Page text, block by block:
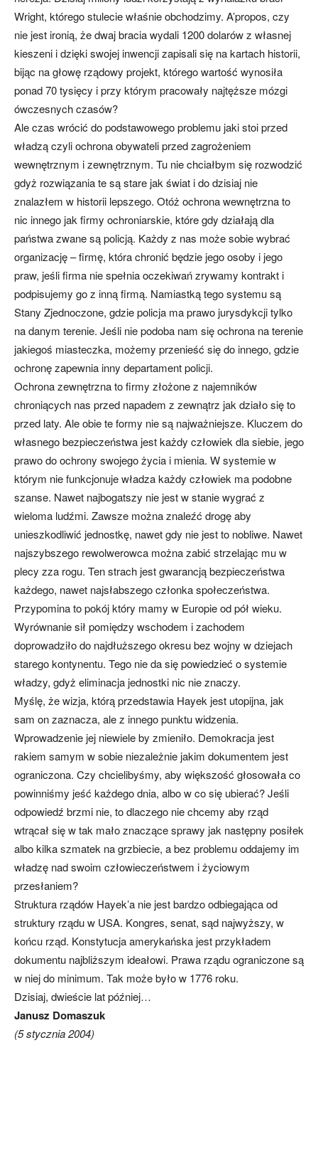
Wright, którego stulecie właśnie obchodzimy. A’propos, czy
nie jest ironią, że dwaj bracia wydali 1200 dolarów z własnej
kieszeni i dzięki swojej inwencji zapisali się na kartach historii,
bijąc na głowę rządowy projekt, którego wartość wynosiła
ponad 70 tysięcy i przy którym pracowały najtęższe mózgi
ówczesnych czasów?
Ale czas wrócić do podstawowego problemu jaki stoi przed
władzą czyli ochrona obywateli przed zagrożeniem
wewnętrznym i zewnętrznym. Tu nie chciałbym się rozwodzić
gdyż rozwiązania te są stare jak świat i do dzisiaj nie
znalazłem w historii lepszego. Otóż ochrona wewnętrzna to
nic innego jak firmy ochroniarskie, które gdy działają dla
państwa zwane są policją. Każdy z nas może sobie wybrać
organizację – firmę, która chronić będzie jego osoby i jego
praw, jeśli firma nie spełnia oczekiwań zrywamy kontrakt i
podpisujemy go z inną firmą. Namiastką tego systemu są
Stany Zjednoczone, gdzie policja ma prawo jurysdykcji tylko
na danym terenie. Jeśli nie podoba nam się ochrona na terenie
jakiegoś miasteczka, możemy przenieść się do innego, gdzie
ochronę zapewnia inny departament policji.
Ochrona zewnętrzna to firmy złożone z najemników
chroniących nas przed napadem z zewnątrz jak działo się to
przed laty. Ale obie te formy nie są najważniejsze. Kluczem do
własnego bezpieczeństwa jest każdy człowiek dla siebie, jego
prawo do ochrony swojego życia i mienia. W systemie w
którym nie funkcjonuje władza każdy człowiek ma podobne
szanse. Nawet najbogatszy nie jest w stanie wygrać z
wieloma ludźmi. Zawsze można znaleźć drogę aby
unieszkodliwić jednostkę, nawet gdy nie jest to nobliwe. Nawet
najszybszego rewolwerowca można zabić strzelając mu w
plecy zza rogu. Ten strach jest gwarancją bezpieczeństwa
każdego, nawet najsłabszego członka społeczeństwa.
Przypomina to pokój który mamy w Europie od pół wieku.
Wyrównanie sił pomiędzy wschodem i zachodem
doprowadziło do najdłuższego okresu bez wojny w dziejach
starego kontynentu. Tego nie da się powiedzieć o systemie
władzy, gdyż eliminacja jednostki nic nie znaczy.
Myślę, że wizja, którą przedstawia Hayek jest utopijna, jak
sam on zaznacza, ale z innego punktu widzenia.
Wprowadzenie jej niewiele by zmieniło. Demokracja jest
rakiem samym w sobie niezależnie jakim dokumentem jest
ograniczona. Czy chcielibyśmy, aby większość głosowała co
powinniśmy jeść każdego dnia, albo w co się ubierać? Jeśli
odpowiedź brzmi nie, to dlaczego nie chcemy aby rząd
wtrącał się w tak mało znaczące sprawy jak następny posiłek
albo kilka szmatek na grzbiecie, a bez problemu oddajemy im
władzę nad swoim człowieczeństwem i życiowym
przesłaniem?
Struktura rządów Hayek’a nie jest bardzo odbiegająca od
struktury rządu w USA. Kongres, senat, sąd najwyższy, w
końcu rząd. Konstytucja amerykańska jest przykładem
dokumentu najbliższym ideałowi. Prawa rządu ograniczone są
w niej do minimum. Tak może było w 1776 roku.
Dzisiaj, dwieście lat później…
Janusz Domaszuk
(5 stycznia 2004)